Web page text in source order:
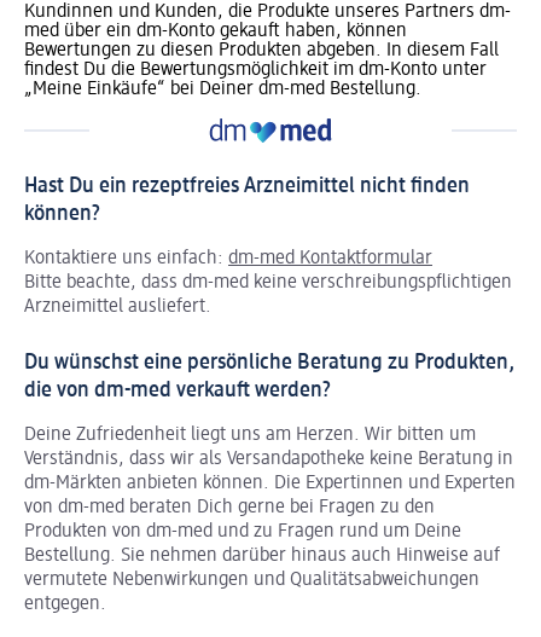
Kundinnen und Kunden, die Produkte unseres Partners dm-
med über ein dm-Konto gekauft haben, können
Bewertungen zu diesen Produkten abgeben. In diesem Fall
findest Du die Bewertungsmöglichkeit im dm-Konto unter
„Meine Einkäufe“ bei Deiner dm-med Bestellung.
Hast Du ein rezeptfreies Arzneimittel nicht finden
können?
Kontaktiere uns einfach: dm-med Kontaktformular
Bitte beachte, dass dm-med keine verschreibungspflichtigen
Arzneimittel ausliefert.
Du wünschst eine persönliche Beratung zu Produkten,
die von dm-med verkauft werden?
Deine Zufriedenheit liegt uns am Herzen. Wir bitten um
Verständnis, dass wir als Versandapotheke keine Beratung in
dm-Märkten anbieten können. Die Expertinnen und Experten
von dm-med beraten Dich gerne bei Fragen zu den
Produkten von dm-med und zu Fragen rund um Deine
Bestellung. Sie nehmen darüber hinaus auch Hinweise auf
vermutete Nebenwirkungen und Qualitätsabweichungen
entgegen.